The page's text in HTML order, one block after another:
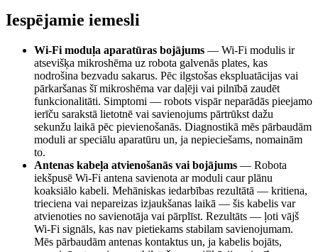
Iespējamie iemesli
Wi-Fi moduļa aparatūras bojājums — Wi-Fi modulis ir
atsevišķa mikroshēma uz robota galvenās plates, kas
nodrošina bezvadu sakarus. Pēc ilgstošas ekspluatācijas vai
pārkaršanas šī mikroshēma var daļēji vai pilnībā zaudēt
funkcionalitāti. Simptomi — robots vispār neparādās pieejamo
ierīču sarakstā lietotnē vai savienojums pārtrūkst dažu
sekunžu laikā pēc pievienošanās. Diagnostikā mēs pārbaudām
moduli ar speciālu aparatūru un, ja nepieciešams, nomainām
to.
Antenas kabeļa atvienošanās vai bojājums — Robota
iekšpusē Wi-Fi antena savienota ar moduli caur plānu
koaksiālo kabeli. Mehāniskas iedarbības rezultātā — kritiena,
trieciena vai nepareizas izjaukšanas laikā — šis kabelis var
atvienoties no savienotāja vai pārplīst. Rezultāts — ļoti vājš
Wi-Fi signāls, kas nav pietiekams stabilam savienojumam.
Mēs pārbaudām antenas kontaktus un, ja kabelis bojāts,